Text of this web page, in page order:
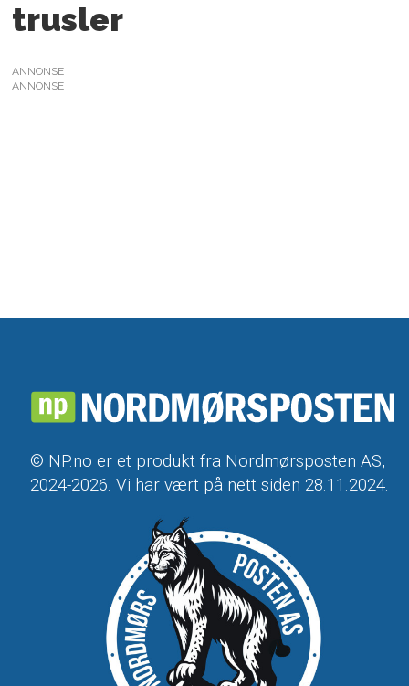
trusler
ANNONSE
ANNONSE
© NP.no er et produkt fra Nordmørsposten AS,
2024-2026. Vi har vært på nett siden 28.11.2024.